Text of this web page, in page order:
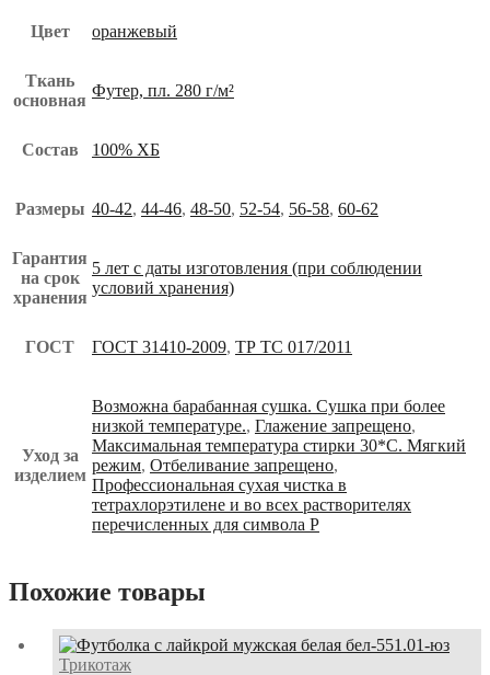
Цвет оранжевый
Ткань
основная
Футер, пл. 280 г/м²
Состав 100% ХБ
Размеры 40-42, 44-46, 48-50, 52-54, 56-58, 60-62
Гарантия
на срок
хранения
5 лет с даты изготовления (при соблюдении
условий хранения)
ГОСТ ГОСТ 31410-2009, ТР ТС 017/2011
Уход за
изделием
Возможна барабанная сушка. Сушка при более
низкой температуре., Глажение запрещено,
Максимальная температура стирки 30*С. Мягкий
режим, Отбеливание запрещено,
Профессиональная сухая чистка в
тетрахлорэтилене и во всех растворителях
перечисленных для символа Р
Похожие товары
Трикотаж